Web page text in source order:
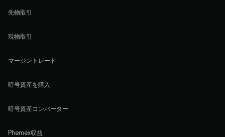
先物取引
現物取引
マージントレード
暗号資産を購入
暗号資産コンバーター
Phemex収益